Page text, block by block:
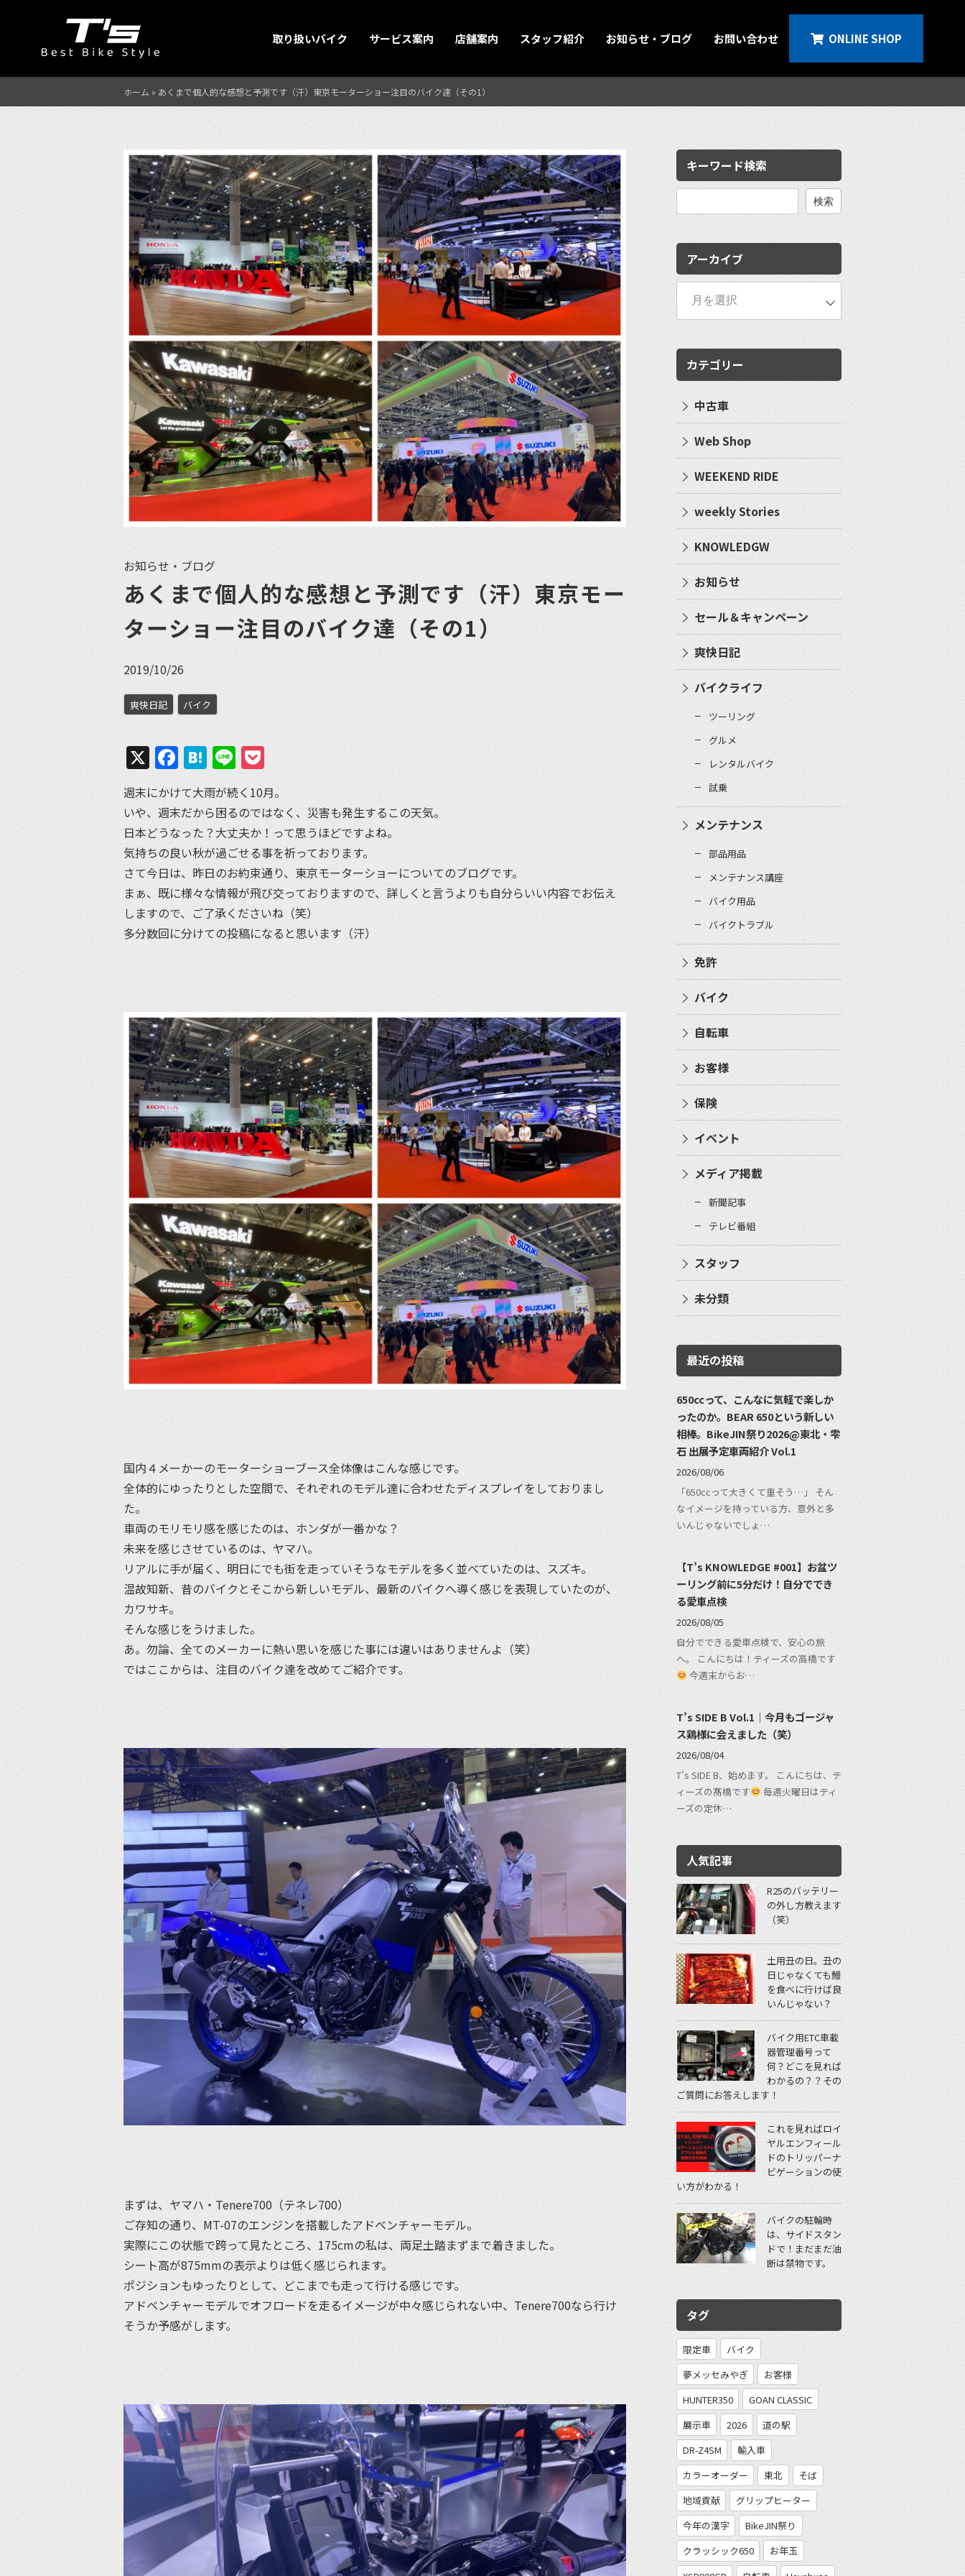
取り扱いバイク サービス案内 店舗案内 スタッフ紹介 お知らせ・ブログ お問い合わせ ONLINE SHOP
ホーム » あくまで個人的な感想と予測です（汗）東京モーターショー注目のバイク達（その1）
お知らせ・ブログ
あくまで個人的な感想と予測です（汗）東京モー
ターショー注目のバイク達（その1）
2019/10/26
爽快日記 バイク
X Facebook
Hatena
Line
週末にかけて大雨が続く10月。
いや、週末だから困るのではなく、災害も発生するこの天気。
日本どうなった？大丈夫か！って思うほどですよね。
気持ちの良い秋が過ごせる事を祈っております。
さて今日は、昨日のお約束通り、東京モーターショーについてのブログです。
まぁ、既に様々な情報が飛び交っておりますので、詳しくと言うよりも自分らいい内容でお伝え
しますので、ご了承くださいね（笑）
多分数回に分けての投稿になると思います（汗）
国内４メーかーのモーターショーブース全体像はこんな感じです。
全体的にゆったりとした空間で、それぞれのモデル達に合わせたディスプレイをしておりまし
た。
車両のモリモリ感を感じたのは、ホンダが一番かな？
未来を感じさせているのは、ヤマハ。
リアルに手が届く、明日にでも街を走っていそうなモデルを多く並べていたのは、スズキ。
温故知新、昔のバイクとそこから新しいモデル、最新のバイクへ導く感じを表現していたのが、
カワサキ。
そんな感じをうけました。
あ。勿論、全てのメーカーに熱い思いを感じた事には違いはありませんよ（笑）
ではここからは、注目のバイク達を改めてご紹介です。
まずは、ヤマハ・Tenere700（テネレ700）
ご存知の通り、MT-07のエンジンを搭載したアドベンチャーモデル。
実際にこの状態で跨って見たところ、175cmの私は、両足土踏まずまで着きました。
シート高が875mmの表示よりは低く感じられます。
ポジションもゆったりとして、どこまでも走って行ける感じです。
アドベンチャーモデルでオフロードを走るイメージが中々感じられない中、Tenere700なら行け
そうか予感がします。
キーワード検索
検
アーカイブ
カテゴリー
中古車
Web Shop
WEEKEND RIDE
weekly Stories
KNOWLEDGW
お知らせ
セール＆キャンペーン
爽快日記
バイクライフ
ツーリング
グルメ
レンタルバイク
試乗
メンテナンス
部品用品
メンテナンス講座
バイク用品
バイクトラブル
免許
バイク
自転車
お客様
保険
イベント
メディア掲載
新聞記事
テレビ番組
スタッフ
未分類
最近の投稿
650ccって、こんなに気軽で楽しか
ったのか。BEAR 650という新しい
相棒。BikeJIN祭り2026@東北・雫
石 出展予定車両紹介 Vol.1
2026/08/06
「650ccって大きくて重そう…」 そん
なイメージを持っている方、意外と多
いんじゃないでしょ…
【T’s KNOWLEDGE #001】お盆ツ
ーリング前に5分だけ！自分ででき
る愛車点検
2026/08/05
自分でできる愛車点検で、安心の旅
へ。 こんにちは！ティーズの高橋です
今週末からお…
T’s SIDE B Vol.1｜今月もゴージャ
ス鶏様に会えました（笑）
2026/08/04
T’s SIDE B、始めます。 こんにちは、テ
ィーズの髙橋です
毎週火曜日はティ
ーズの定休…
人気記事
R25のバッテリー
の外し方教えます
（笑）
土用丑の日。丑の
日じゃなくても鰻
を食べに行けば良
いんじゃない？
バイク用ETC車載
器管理番号って
何？どこを見れば
わかるの？？その
ご質問にお答えします！
これを見ればロイ
ヤルエンフィール
ドのトリッパーナ
ビゲーションの使
い方がわかる！
バイクの駐輪時
は、サイドスタン
ドで！まだまだ油
断は禁物です。
タグ
限定車
バイク
夢メッセみやぎ
お客様
HUNTER350
GOAN CLASSIC
展示車
2026
道の駅
DR-Z4SM
輸入車
カラーオーダー
東北
そば
地域貢献
グリップヒーター
今年の漢字
BikeJIN祭り
クラッシック650
お年玉